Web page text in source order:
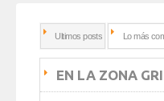
Ultimos posts Lo más
EN LA ZONA